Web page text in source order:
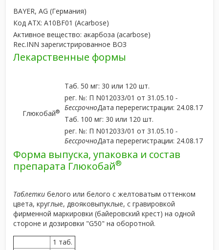
BAYER, AG (Германия)
Код ATX: A10BF01 (Acarbose)
Активное вещество: акарбоза (acarbose)
Rec.INN зарегистрированное ВОЗ
Лекарственные формы
Глюкобай®
Таб. 50 мг: 30 или 120 шт.
рег. №: П N012033/01 от 31.05.10 -
БессрочноДата перерегистрации: 24.08.17
Таб. 100 мг: 30 или 120 шт.
рег. №: П N012033/01 от 31.05.10 -
БессрочноДата перерегистрации: 24.08.17
Форма выпуска, упаковка и состав
препарата Глюкобай®
Таблетки белого или белого с желтоватым оттенком
цвета, круглые, двояковыпуклые, с гравировкой
фирменной маркировки (байеровский крест) на одной
стороне и дозировки "G50" на оборотной.
1 таб.